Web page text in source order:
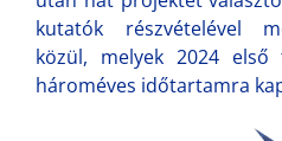
kutatók részvételével
közül, melyek 2024 első
hároméves időtartamra